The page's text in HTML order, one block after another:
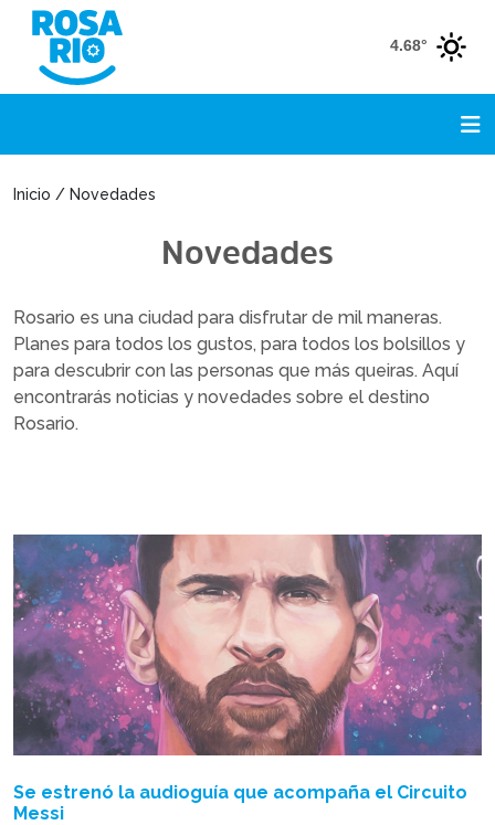
4.68°
Inicio / Novedades
Novedades
Rosario es una ciudad para disfrutar de mil maneras.
Planes para todos los gustos, para todos los bolsillos y
para descubrir con las personas que más queiras. Aquí
encontrarás noticias y novedades sobre el destino
Rosario.
Se estrenó la audioguía que acompaña el Circuito
Messi